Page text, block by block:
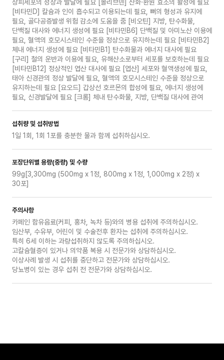
상피세포의 성장과 발달에 필요 [몰리브덴] 산화·환원 효소의 활성에 필요
[비타민D] 칼슘과 인이 흡수되고 이용되는데 필요, 뼈의 형성과 유지에
필요, 골다공증발생 위험 감소에 도움을 줌 [비오틴] 지방, 탄수화물,
단백질 대사와 에너지 생성에 필요 [비타민B6] 단백질 및 아미노산 이용에
필요, 혈액의 호모시스테인 수준을 정상으로 유지하는데 필요 [비타민B2]
체내 에너지 생성에 필요 [비타민B1] 탄수화물과 에너지 대사에 필요
[구리] 철의 운반과 이용에 필요, 유해산소로부터 세포를 보호하는데 필요
[비타민B12] 정상적인 엽산 대사에 필요 [엽산] 세포와 혈액생성에 필요,
태아 신경관의 정상 발달에 필요, 혈액의 호모시스테인 수준을 정상으로
유지하는데 필요 [요오드] 갑상선 호르몬의 합성에 필요, 에너지 생성에
필요, 신경발달에 필요 [크롬] 체내 탄수화물, 지방, 단백질 대사에 관여
섭취량 및 섭취방법
1일 1회, 1회 1포를 충분한 물과 함께 섭취하십시오.
포장단위별 용량(중량) 및 수량
99g[3,300mg (500mg x 1정, 800mg x 1정, 1,000mg x 2정) x
30포]
주의사항
카페인 함유음료(커피, 홍차, 녹차 등)와의 병용 섭취에 주의하십시오.
임산부, 수유부, 어린이 및 수술전후 환자는 섭취에 주의하십시오.
특히 6세 이하는 과량섭취하지 않도록 주의하십시오.
고칼슘혈증이 있거나 의약품 복용 시 전문가와 상담하십시오.
이상사례 발생 시 섭취를 중단하고 전문가와 상담하십시오.
당뇨병이 있는 경우 섭취 전 전문가와 상담하십시오.